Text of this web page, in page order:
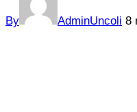
By AdminUncoli 8